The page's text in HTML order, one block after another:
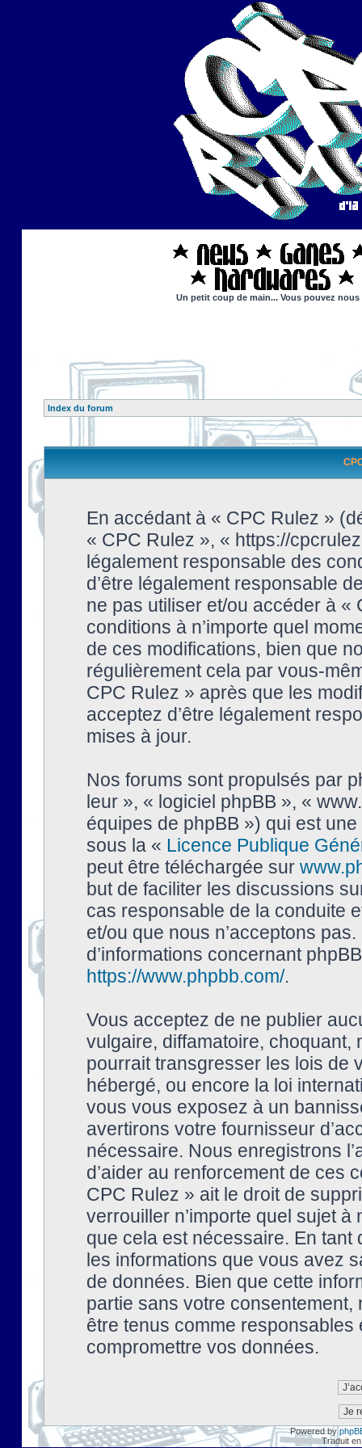
Un petit coup de main... Vous pouvez
Index du forum
En accédant à « CPC Rulez »
« CPC Rulez », « https://
légalement responsable des
d’être légalement responsable
ne pas utiliser et/ou accéder à
conditions à n’importe quel
de ces modifications, bien que
régulièrement cela par vous-
CPC Rulez » après que les
acceptez d’être légalement
mises à jour.
Nos forums sont propulsés par
leur », « logiciel phpBB », «
équipes de phpBB ») qui est
sous la « Licence Publique
peut être téléchargée sur
but de faciliter les discussions
cas responsable de la conduite
et/ou que nous n’acceptons
d’informations concernant
https://www.phpbb.com/.
Vous acceptez de ne publier
vulgaire, diffamatoire, choquant,
pourrait transgresser les lois de
hébergé, ou encore la loi
vous vous exposez à un
avertirons votre fournisseur
nécessaire. Nous enregistrons
d’aider au renforcement de ces
CPC Rulez » ait le droit de
verrouiller n’importe quel sujet à
que cela est nécessaire. En tant
les informations que vous avez
de données. Bien que cette
partie sans votre
être tenus comme
compromettre vos données.
Powered by
Traduit